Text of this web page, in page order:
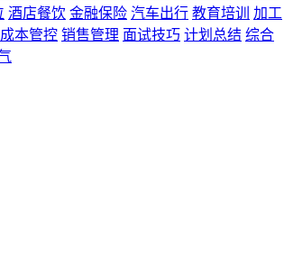
酒店餐饮 金融保险 汽车出行 教育培训
加工
成本管控 销售管理 面试技巧 计划总结 综合